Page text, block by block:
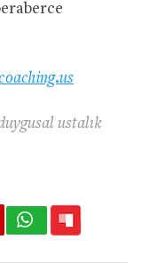
ustalık